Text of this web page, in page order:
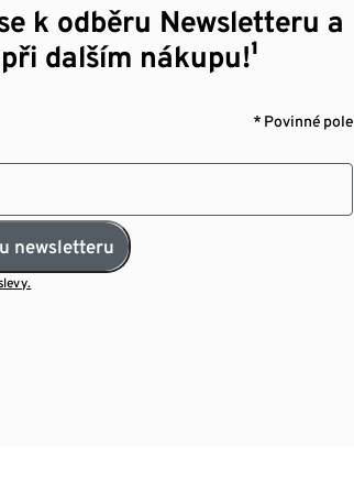
k odběru Newsletteru a
dalším nákupu!¹
* Povinné pole
newsletteru